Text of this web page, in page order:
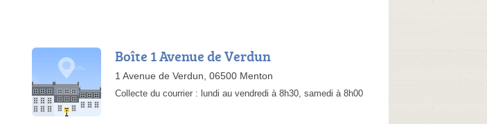
Boîte 1 Avenue de Verdun
1 Avenue de Verdun, 06500 Menton
Collecte du courrier : lundi au vendredi à 8h30, samedi à 8h00